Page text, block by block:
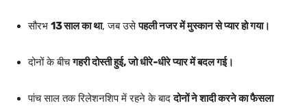
सौरभ 13 साल का था, जब उसेपहली नजर में मुस्कान से प्यार हो गया।
दोनों के बीचगहरी दोस्ती हुई, जो धीरे-धीरे प्यार में बदल गई।
पांच साल तक रिलेशनशिप में रहने के बाददोनों ने शादी करने का फैसला